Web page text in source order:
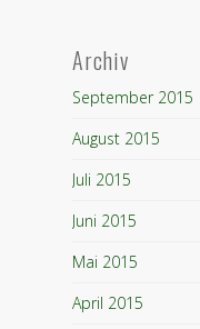
Archiv
September 2015
August 2015
Juli 2015
Juni 2015
Mai 2015
April 2015